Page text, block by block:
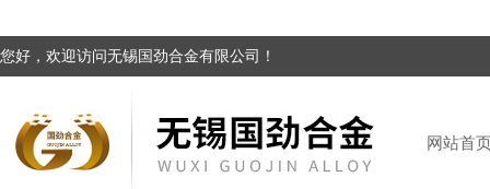
您好，欢迎访问无锡国劲合金有限公司！
网站首